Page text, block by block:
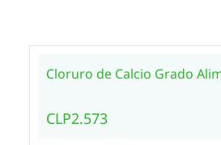
Cloruro de Calcio Grado
CLP2.573